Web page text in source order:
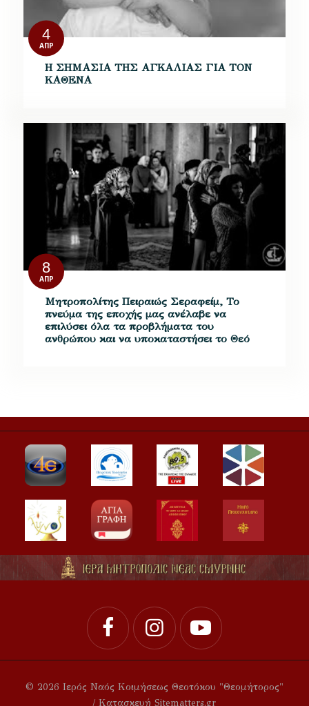
4
ΑΠΡ
Η ΣΗΜΑΣΙΑ ΤΗΣ ΑΓΚΑΛΙΑΣ ΓΙΑ ΤΟΝ
ΚΑΘΕΝΑ
8
ΑΠΡ
Μητροπολίτης Πειραιώς Σεραφείμ, Το
πνεύμα της εποχής μας ανέλαβε να
επιλύσει όλα τα προβλήματα του
ανθρώπου και να υποκαταστήσει το Θεό
© 2026 Ιερός Ναός Κοιμήσεως Θεοτόκου "Θεομήτορος"
/ Κατασκευή Sitematters.gr